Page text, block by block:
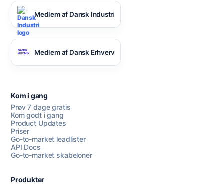
Medlem af Dansk Industri
Medlem af Dansk Erhverv
Kom i gang
Prøv 7 dage gratis
Kom godt i gang
Product Updates
Priser
Go-to-market leadlister
API Docs
Go-to-market skabeloner
Produkter